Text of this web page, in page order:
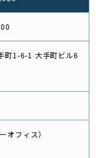
町1-6-1 大手町ビル6
オフィス）